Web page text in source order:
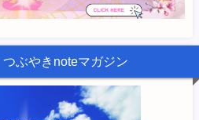
ぶやきnoteマガジン